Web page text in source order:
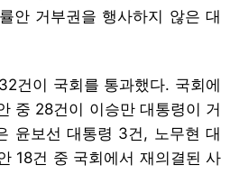
안 거부권을 행사하지 않은 대
건이 국회를 통과했다. 국회에
중 28건이 이승만 대통령이 거
윤보선 대통령 3건, 노무현 대
18건 중 국회에서 재의결된 사